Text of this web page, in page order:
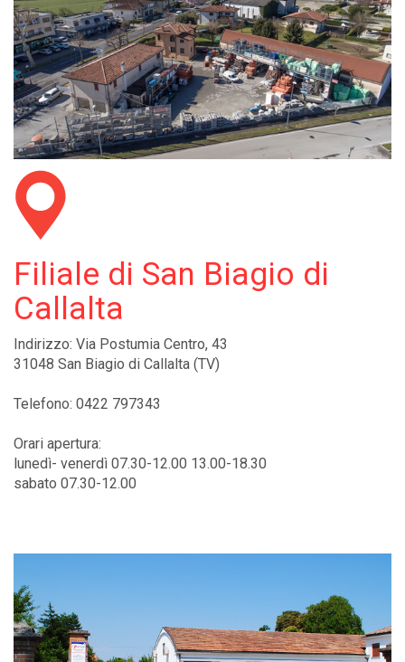
Filiale di San Biagio di
Callalta
Indirizzo: Via Postumia Centro, 43
31048 San Biagio di Callalta (TV)
Telefono: 0422 797343
Orari apertura:
lunedì- venerdì 07.30-12.00 13.00-18.30
sabato 07.30-12.00